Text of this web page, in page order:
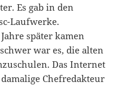
Es gab in den
Laufwerke.
später kamen
war es, die alten
Das Internet
Chefredakteur